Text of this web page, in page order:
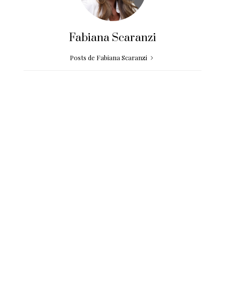
Fabiana Scaranzi
Posts de Fabiana Scaranzi